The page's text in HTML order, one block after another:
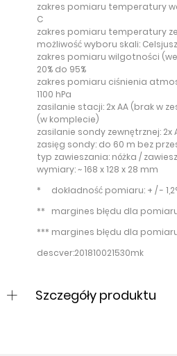
zakres pomiaru temperatury
C
zakres pomiaru temperatury
możliwość wyboru skali:
zakres pomiaru wilgotności
20% do 95%
zakres pomiaru ciśnienia
1100 hPa
zasilanie stacji: 2x AA (brak w
(w komplecie)
zasilanie sondy zewnętrznej: 2x
zasięg sondy: do 60 m bez
typ zawieszania: nóżka /
wymiary: ~ 168 x 128 x 28 mm
* dokładność pomiaru: + / -
** margines błędu dla pomiaru
*** margines błędu dla
descver:201810021530mk
Szczegóły produktu